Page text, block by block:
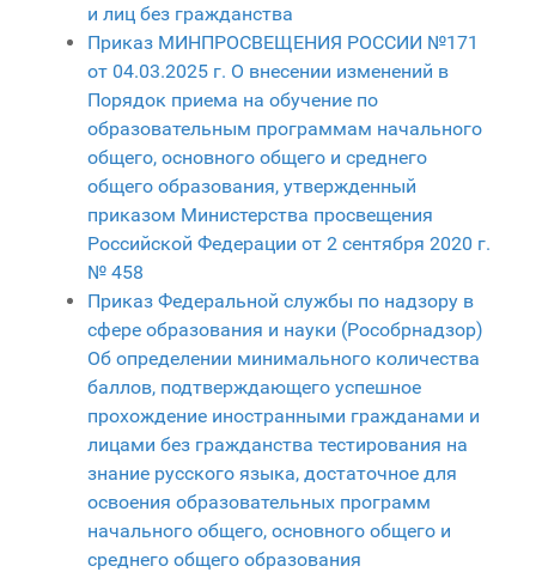
и лиц без гражданства
Приказ МИНПРОСВЕЩЕНИЯ РОССИИ №171
от 04.03.2025 г. О внесении изменений в
Порядок приема на обучение по
образовательным программам начального
общего, основного общего и среднего
общего образования, утвержденный
приказом Министерства просвещения
Российской Федерации от 2 сентября 2020 г.
№ 458
Приказ Федеральной службы по надзору в
сфере образования и науки (Рособрнадзор)
Об определении минимального количества
баллов, подтверждающего успешное
прохождение иностранными гражданами и
лицами без гражданства тестирования на
знание русского языка, достаточное для
освоения образовательных программ
начального общего, основного общего и
среднего общего образования